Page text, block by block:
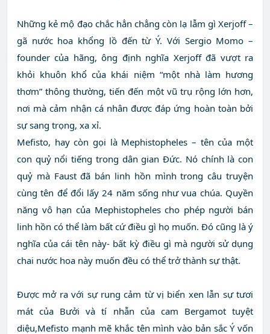
Những kẻ mộ đạo chắc hẳn chẳng còn lạ lẫm gì Xerjoff –
gã nước hoa khổng lồ đến từ Ý. Với Sergio Momo –
founder của hãng, ông định nghĩa Xerjoff đã vượt ra
khỏi khuôn khổ của khái niệm “một nhà làm hương
thơm” thông thường, tiến đến một vũ trụ rộng lớn hơn,
nơi mà cảm nhận cá nhân được đáp ứng hoàn toàn bởi
sự sang trọng, xa xỉ.
Mefisto, hay còn gọi là Mephistopheles – tên của một
con quỷ nổi tiếng trong dân gian Đức. Nó chính là con
quỷ mà Faust đã bán linh hồn mình trong câu truyện
cùng tên để đổi lấy 24 năm sống như vua chúa. Quyền
năng vô hạn của Mephistopheles cho phép người bán
linh hồn có thể làm bất cứ điều gì họ muốn. Đó cũng là ý
nghĩa của cái tên này- bất kỳ điều gì mà người sử dụng
chai nước hoa này muốn đều có thể trở thành sự thật.
Được mở ra với sự rung cảm từ vị biển xen lẫn sự tươi
mát của Bưởi và tí nhẫn của cam Bergamot tuyệt
diệu,Mefisto mạnh mẽ khắc tên mình vào bản sắc Ý vốn